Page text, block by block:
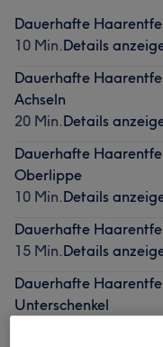
Dauerhafte
10 Min.Details
Dauerhafte
Achseln
20 Min.Details
Dauerhafte
Oberlippe
10 Min.Details
Dauerhafte
15 Min.Details
Dauerhafte
Unterschenkel